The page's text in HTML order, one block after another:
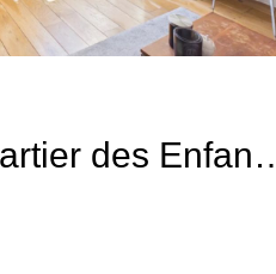
Paris IIIe – Quartier des